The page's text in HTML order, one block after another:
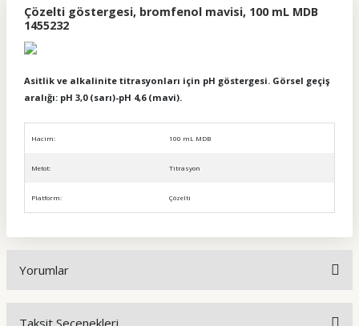
Çözelti göstergesi, bromfenol mavisi, 100 mL MDB
1455232
Asitlik ve alkalinite titrasyonları için pH göstergesi. Görsel geçiş
aralığı: pH 3,0 (sarı)-pH 4,6 (mavi).
Hacim: 100 mL MDB
Metot: Titrasyon
Platform: Çözelti
Yorumlar
Taksit Seçenekleri